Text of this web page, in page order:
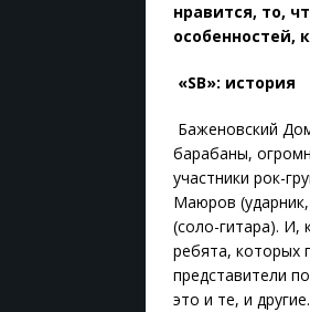
нравится, то,
особенностей,
«SB»: история
Баженовский
барабаны,
участники рок-
Маюров
(соло-гитара). И,
ребята, которых
представители
это и те, и